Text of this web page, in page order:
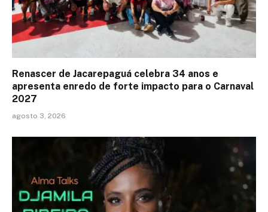
Renascer de Jacarepaguá celebra 34 anos e
apresenta enredo de forte impacto para o Carnaval
2027
agosto 3, 2026